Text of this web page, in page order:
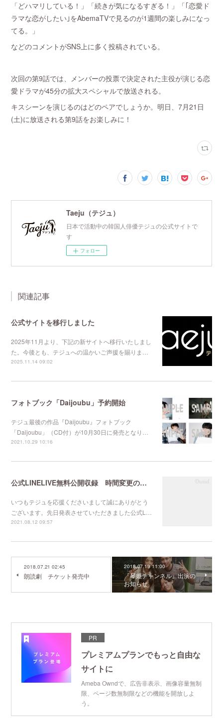
「どハマリしている！」「続きが気になるすぎる！」「｢恋愛ド
ラマな恋がしたい｣をAbemaTVで見るのが1週間の楽しみになっ
てる。」
などのコメントがSNS上に多く投稿されている。
次回の第9話では、メンバーの投票で決定された主役が演じる恋
愛ドラマが45分の拡大スペシャルで放送される。
キスシーンを演じるのはどのペアでしょうか。明日、7月21日
(土)に放送される第9話をお楽しみに！
Taeju（テジュ）
日本で活動中の韓国人俳優テジュの公式サイトで
す
フォロー
関連記事
公式サイトを移行しました
2025年11月より、下記の新サイトへ移行いたしまし
た。今後とも、テジュへの温かいご声援を賜りま…
2025.11.14 09:02
フォトブック「Daijoubu」予約開始
テジュ最後の作品『Daijoubu』フォトブック
「Daijoubu」（CD付）が10月30日に発売となり…
2021.10.29 10:16
公式LINELIVE無料公開収録 時間変更のお知らせ
いつもテジュを応援くださいまして誠にありがとう
ございます。先日発表させていただきました公式L…
2021.08.12 09:57
2018.07.21 02:45
朗読劇 チケット発売中
2018.07.19 11:00
『琴姫チャンネル』出演の
お知らせ
PR
プレミアムプランでもっと自由な
サイトに
Ameba Owndで、広告非表示、画像容量無制
限、ページ数無制限などの機能を開放しよ
う。